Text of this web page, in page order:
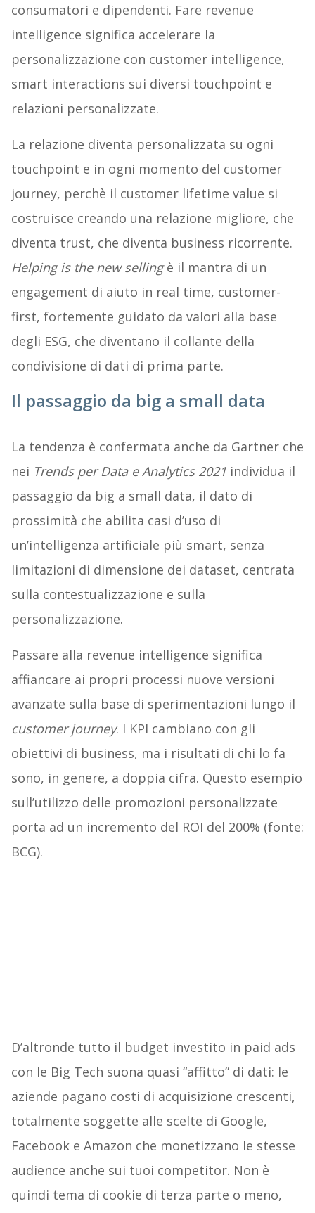
consumatori e dipendenti. Fare revenue
intelligence significa accelerare la
personalizzazione con customer intelligence,
smart interactions sui diversi touchpoint e
relazioni personalizzate.
La relazione diventa personalizzata su ogni
touchpoint e in ogni momento del customer
journey, perchè il customer lifetime value si
costruisce creando una relazione migliore, che
diventa trust, che diventa business ricorrente.
Helping is the new sellingè il mantra di un
engagement di aiuto in real time, customer-
first, fortemente guidato da valori alla base
degli ESG, che diventano il collante della
condivisione di dati di prima parte.
Il passaggio da big a small data
La tendenza è confermata anche da Gartner che
nei Trends per Data e Analytics 2021individua il
passaggio da big a small data, il dato di
prossimità che abilita casi d’uso di
un’intelligenza artificiale più smart, senza
limitazioni di dimensione dei dataset, centrata
sulla contestualizzazione e sulla
personalizzazione.
Passare alla revenue intelligence significa
affiancare ai propri processi nuove versioni
avanzate sulla base di sperimentazioni lungo il
customer journey. I KPI cambiano con gli
obiettivi di business, ma i risultati di chi lo fa
sono, in genere, a doppia cifra. Questo esempio
sull’utilizzo delle promozioni personalizzate
porta ad un incremento del ROI del 200% (fonte:
BCG).
D’altronde tutto il budget investito in paid ads
con le Big Tech suona quasi “affitto” di dati: le
aziende pagano costi di acquisizione crescenti,
totalmente soggette alle scelte di Google,
Facebook e Amazon che monetizzano le stesse
audience anche sui tuoi competitor. Non è
quindi tema di cookie di terza parte o meno,